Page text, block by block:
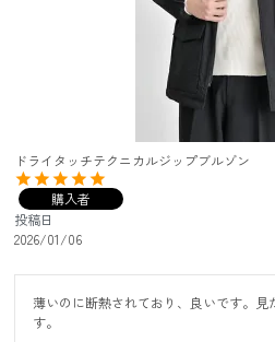
ドライタッチテクニカルジップブルゾン
購入者
投稿日
2026/01/06
薄いのに断熱されており、良いです。
す。